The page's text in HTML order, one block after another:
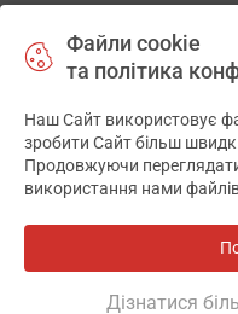
ПЕРЕД ЗАСТОСУВАННЯМ
ТОВ «АПТЕКА
Відмова
© 2014-2026. Медична
Файли cookie
та політика
Наш Сайт використовує
зробити Сайт більш
Продовжуючи
використання нами
Дізнатися